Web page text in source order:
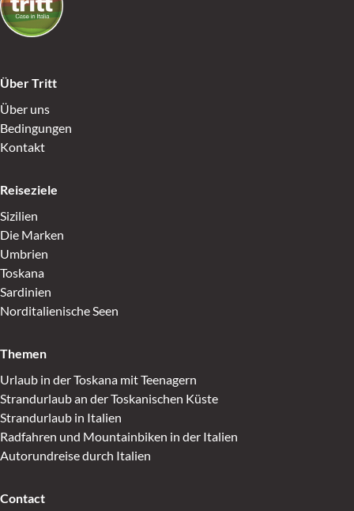
Über Tritt
Über uns
Bedingungen
Kontakt
Reiseziele
Sizilien
Die Marken
Umbrien
Toskana
Sardinien
Norditalienische Seen
Themen
Urlaub in der Toskana mit Teenagern
Strandurlaub an der Toskanischen Küste
Strandurlaub in Italien
Radfahren und Mountainbiken in der Italien
Autorundreise durch Italien
Contact